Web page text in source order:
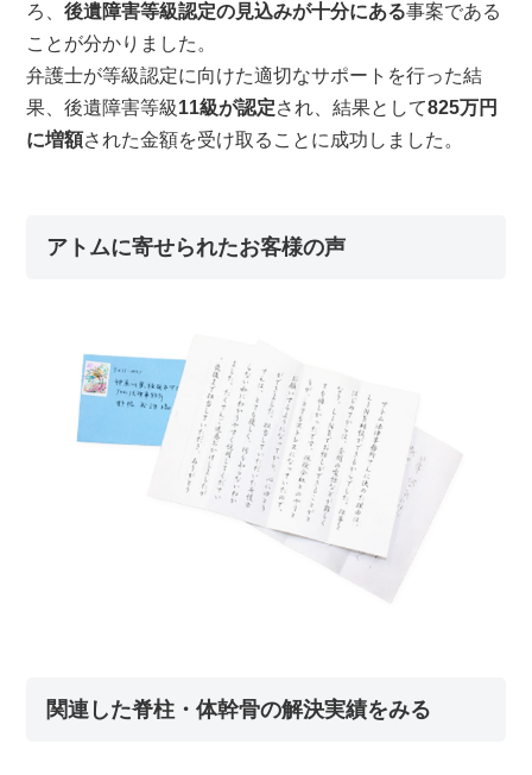
ろ、後遺障害等級認定の見込みが十分にある事案である
ことが分かりました。
弁護士が等級認定に向けた適切なサポートを行った結
果、後遺障害等級11級が認定され、結果として825万円
に増額された金額を受け取ることに成功しました。
アトムに寄せられたお客様の声
関連した脊柱・体幹骨の解決実績をみる